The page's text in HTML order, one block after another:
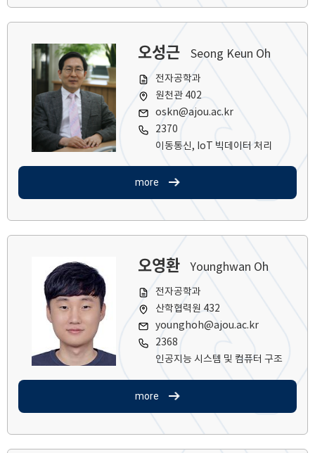
오성근 Seong Keun Oh
전자공학과
원천관 402
oskn@ajou.ac.kr
2370
이동통신, IoT 빅데이터 처리
more
오영환 Younghwan Oh
전자공학과
산학협력원 432
younghoh@ajou.ac.kr
2368
인공지능 시스템 및 컴퓨터 구조
more